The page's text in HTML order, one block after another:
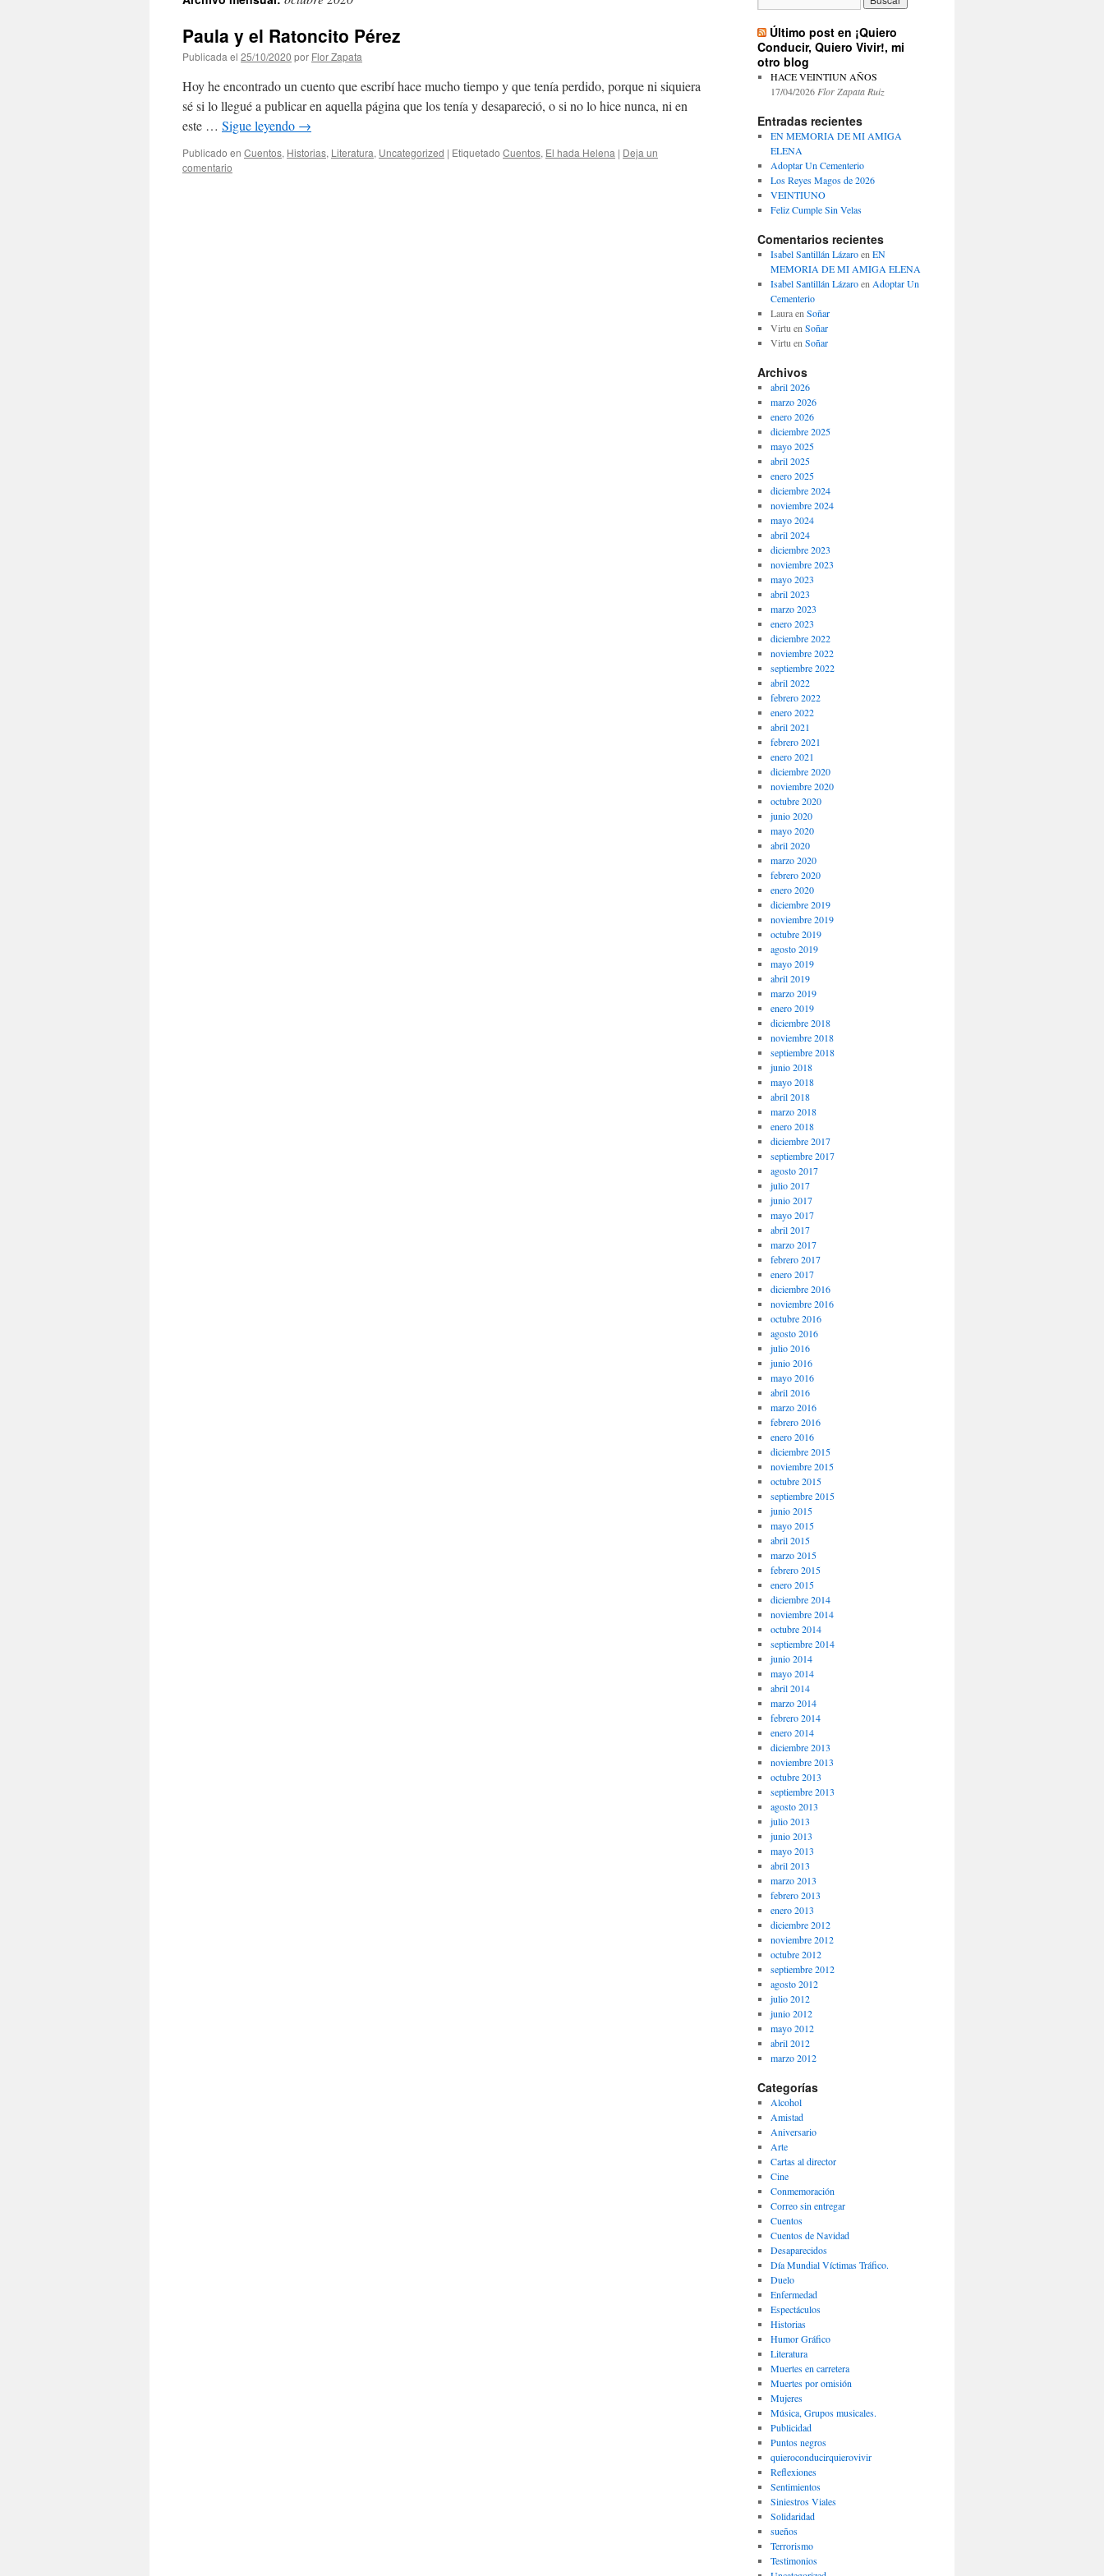
contenido
Paula y el Ratoncito Pérez
Publicada el 25/10/2020 por Flor Zapata
Hoy he encontrado un cuento que escribí hace mucho tiempo y que tenía perdido, porque ni siquiera
sé si lo llegué a publicar en aquella página que los tenía y desapareció, o si no lo hice nunca, ni en
este … Sigue leyendo →
Publicado en Cuentos, Historias, Literatura, Uncategorized | Etiquetado Cuentos, El hada Helena | Deja un
comentario
Último post en ¡Quiero
Conducir, Quiero Vivir!, mi
otro blog
HACE VEINTIUN AÑOS
17/04/2026 Flor Zapata Ruiz
Entradas recientes
EN MEMORIA DE MI AMIGA
ELENA
Adoptar Un Cementerio
Los Reyes Magos de 2026
VEINTIUNO
Feliz Cumple Sin Velas
Comentarios recientes
Isabel Santillán Lázaroen EN
MEMORIA DE MI AMIGA ELENA
Isabel Santillán Lázaroen Adoptar Un
Cementerio
Lauraen Soñar
Virtu en Soñar
Virtu en Soñar
Archivos
abril 2026
marzo 2026
enero 2026
diciembre 2025
mayo 2025
abril 2025
enero 2025
diciembre 2024
noviembre 2024
mayo 2024
abril 2024
diciembre 2023
noviembre 2023
mayo 2023
abril 2023
marzo 2023
enero 2023
diciembre 2022
noviembre 2022
septiembre 2022
abril 2022
febrero 2022
enero 2022
abril 2021
febrero 2021
enero 2021
diciembre 2020
noviembre 2020
octubre 2020
junio 2020
mayo 2020
abril 2020
marzo 2020
febrero 2020
enero 2020
diciembre 2019
noviembre 2019
octubre 2019
agosto 2019
mayo 2019
abril 2019
marzo 2019
enero 2019
diciembre 2018
noviembre 2018
septiembre 2018
junio 2018
mayo 2018
abril 2018
marzo 2018
enero 2018
diciembre 2017
septiembre 2017
agosto 2017
julio 2017
junio 2017
mayo 2017
abril 2017
marzo 2017
febrero 2017
enero 2017
diciembre 2016
noviembre 2016
octubre 2016
agosto 2016
julio 2016
junio 2016
mayo 2016
abril 2016
marzo 2016
febrero 2016
enero 2016
diciembre 2015
noviembre 2015
octubre 2015
septiembre 2015
junio 2015
mayo 2015
abril 2015
marzo 2015
febrero 2015
enero 2015
diciembre 2014
noviembre 2014
octubre 2014
septiembre 2014
junio 2014
mayo 2014
abril 2014
marzo 2014
febrero 2014
enero 2014
diciembre 2013
noviembre 2013
octubre 2013
septiembre 2013
agosto 2013
julio 2013
junio 2013
mayo 2013
abril 2013
marzo 2013
febrero 2013
enero 2013
diciembre 2012
noviembre 2012
octubre 2012
septiembre 2012
agosto 2012
julio 2012
junio 2012
mayo 2012
abril 2012
marzo 2012
Categorías
Alcohol
Amistad
Aniversario
Arte
Cartas al director
Cine
Conmemoración
Correo sin entregar
Cuentos
Cuentos de Navidad
Desaparecidos
Día Mundial Víctimas Tráfico.
Duelo
Enfermedad
Espectáculos
Historias
Humor Gráfico
Literatura
Muertes en carretera
Muertes por omisión
Mujeres
Música, Grupos musicales.
Publicidad
Puntos negros
quieroconducirquierovivir
Reflexiones
Sentimientos
Siniestros Viales
Solidaridad
sueños
Terrorismo
Testimonios